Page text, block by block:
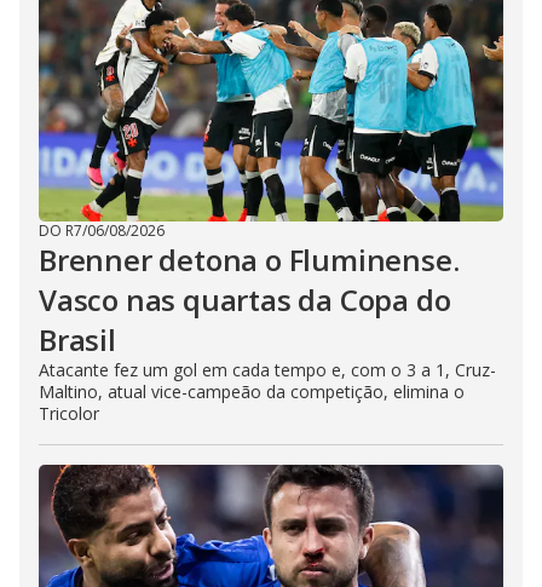
DO R7/06/08/2026
Brenner detona o Fluminense.
Vasco nas quartas da Copa do
Brasil
Atacante fez um gol em cada tempo e, com o 3 a 1, Cruz-
Maltino, atual vice-campeão da competição, elimina o
Tricolor